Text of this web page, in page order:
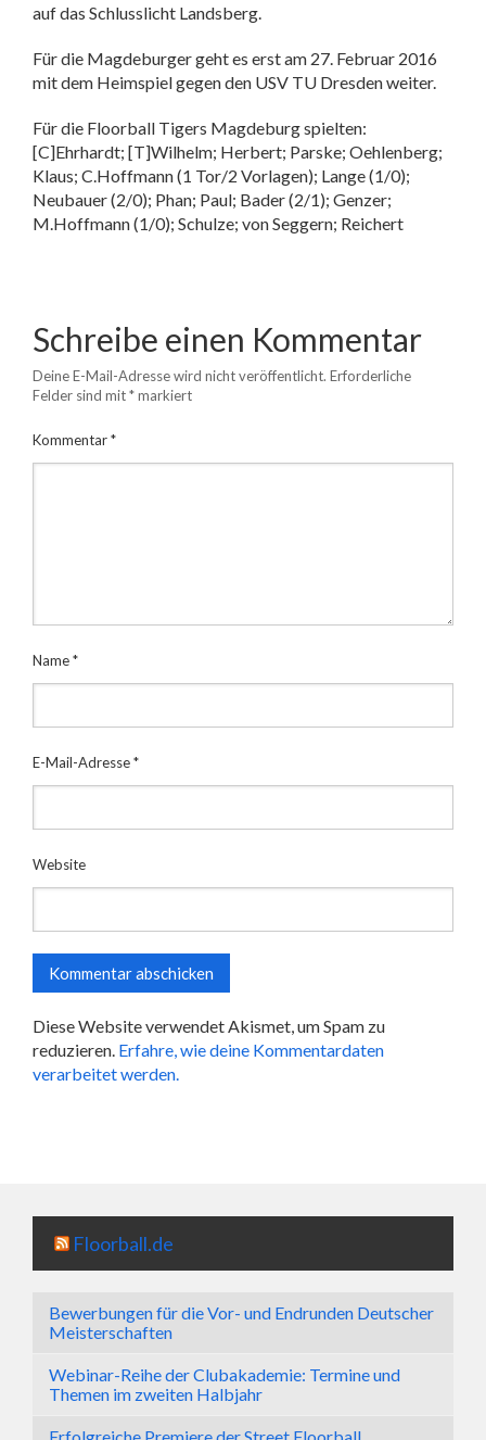
auf das Schlusslicht Landsberg.
Für die Magdeburger geht es erst am 27. Februar 2016
mit dem Heimspiel gegen den USV TU Dresden weiter.
Für die Floorball Tigers Magdeburg spielten:
[C]Ehrhardt; [T]Wilhelm; Herbert; Parske; Oehlenberg;
Klaus; C.Hoffmann (1 Tor/2 Vorlagen); Lange (1/0);
Neubauer (2/0); Phan; Paul; Bader (2/1); Genzer;
M.Hoffmann (1/0); Schulze; von Seggern; Reichert
Schreibe einen Kommentar
Deine E-Mail-Adresse wird nicht veröffentlicht. Erforderliche
Felder sind mit*markiert
Kommentar*
Name*
E-Mail-Adresse*
Website
Diese Website verwendet Akismet, um Spam zu
reduzieren. Erfahre, wie deine Kommentardaten
verarbeitet werden.
Floorball.de
Bewerbungen für die Vor- und Endrunden Deutscher
Meisterschaften
Webinar-Reihe der Clubakademie: Termine und
Themen im zweiten Halbjahr